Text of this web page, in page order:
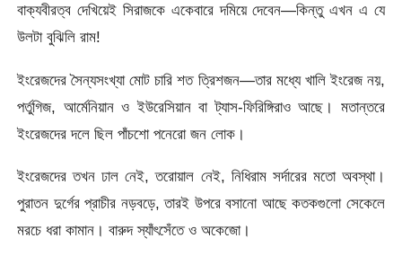
বাক্যবীরত্ব দেখিয়েই সিরাজকে একেবারে দমিয়ে দেবেন—কিন্তু এখন এ যে
উলটা বুঝিলি রাম!
ইংরেজদের সৈন্যসংখ্যা মোট চারি শত ত্রিশজন—তার মধ্যে খালি ইংরেজ নয়,
পর্তুগিজ, আর্মেনিয়ান ও ইউরেসিয়ান বা ট্যাস-ফিরিঙ্গিরাও আছে। মতান্তরে
ইংরেজদের দলে ছিল পাঁচশো পনেরো জন লোক।
ইংরেজদের তখন ঢাল নেই, তরোয়াল নেই, নিধিরাম সর্দারের মতো অবস্থা।
পুরাতন দুর্গের প্রাচীর নড়বড়ে, তারই উপরে বসানো আছে কতকগুলো সেকেলে
মরচে ধরা কামান। বারুদ স্যাঁৎসেঁতে ও অকেজো।